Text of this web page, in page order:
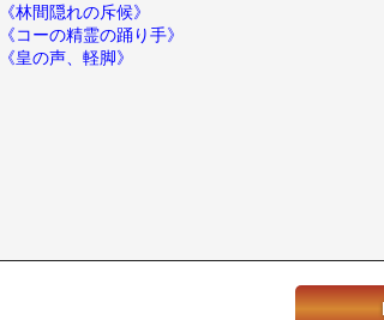
《林間隠れの斥候》
《コーの精霊の踊り手》
《皇の声、軽脚》